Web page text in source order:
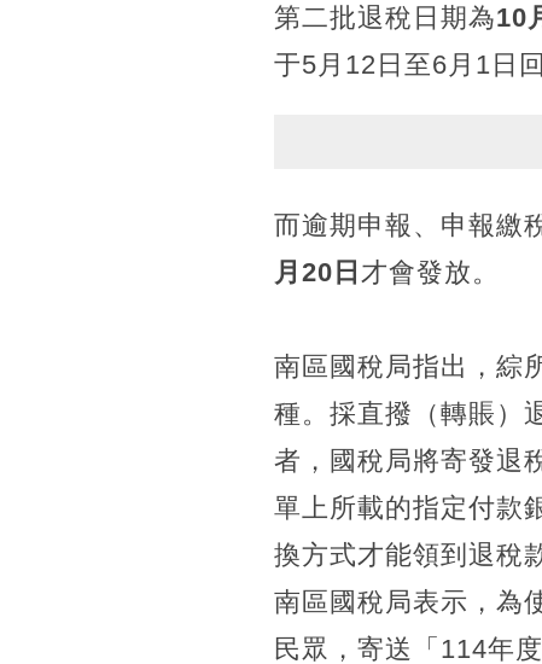
第二批退稅日期為10
于5月12日至6月1日
而逾期申報、申報繳
月20日 才會發放。
南區國稅局指出，綜
種。採直撥（轉賬）
者，國稅局將寄發退
單上所載的指定付款
換方式才能領到退稅
南區國稅局表示，為
民眾，寄送「114年